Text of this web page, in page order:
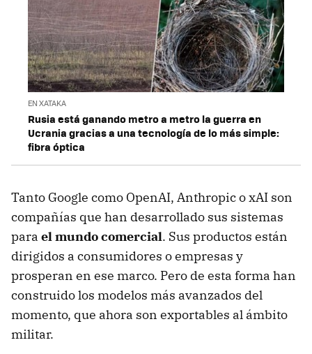
EN XATAKA
Rusia está ganando metro a metro la guerra en
Ucrania gracias a una tecnología de lo más simple:
fibra óptica
Tanto Google como OpenAI, Anthropic o xAI son
compañías que han desarrollado sus sistemas
para el mundo comercial. Sus productos están
dirigidos a consumidores o empresas y
prosperan en ese marco. Pero de esta forma han
construido los modelos más avanzados del
momento, que ahora son exportables al ámbito
militar.